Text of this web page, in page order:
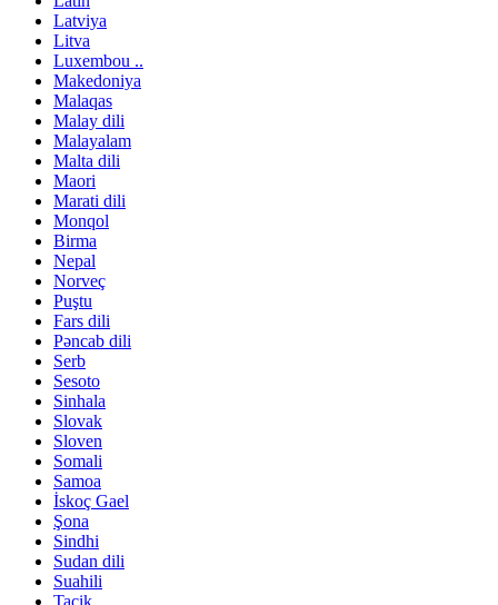
Latviya
Litva
Luxembou ..
Makedoniya
Malaqas
Malay dili
Malayalam
Malta dili
Maori
Marati dili
Monqol
Birma
Nepal
Norveç
Puştu
Fars dili
Pəncab dili
Serb
Sesoto
Sinhala
Slovak
Sloven
Somali
Samoa
İskoç Gael
Şona
Sindhi
Sudan dili
Suahili